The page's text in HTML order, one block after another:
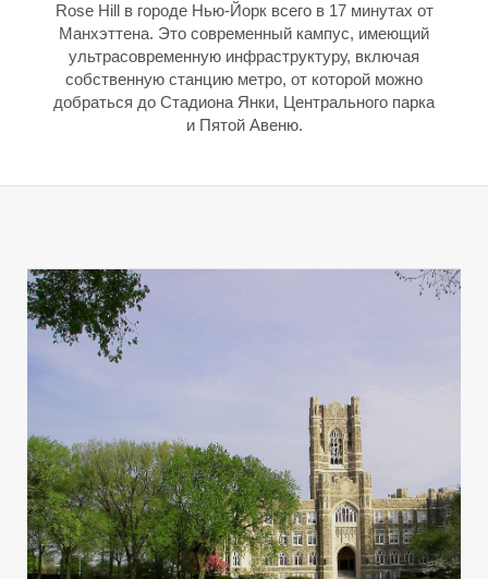
Rose Hill в городе Нью-Йорк всего в 17 минутах от
Манхэттена. Это современный кампус, имеющий
ультрасовременную инфраструктуру, включая
собственную станцию метро, от которой можно
добраться до Стадиона Янки, Центрального парка
и Пятой Авеню.